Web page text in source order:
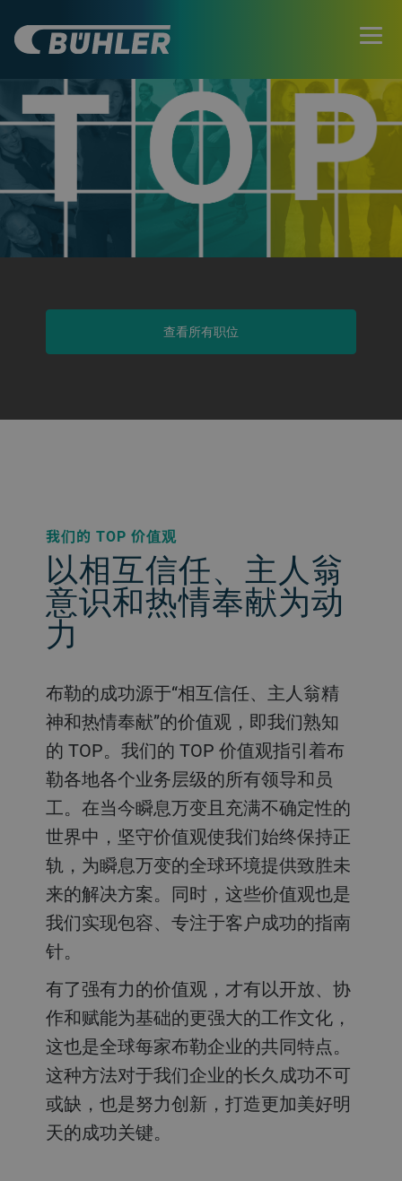
查看所有职位
我们的 TOP 价值观
以相互信任、主人翁
意识和热情奉献为动
力
布勒的成功源于“相互信任、主人翁精
神和热情奉献”的价值观，即我们熟知
的 TOP。我们的 TOP 价值观指引着布
勒各地各个业务层级的所有领导和员
工。在当今瞬息万变且充满不确定性的
世界中，坚守价值观使我们始终保持正
轨，为瞬息万变的全球环境提供致胜未
来的解决方案。同时，这些价值观也是
我们实现包容、专注于客户成功的指南
针。
有了强有力的价值观，才有以开放、协
作和赋能为基础的更强大的工作文化，
这也是全球每家布勒企业的共同特点。
这种方法对于我们企业的长久成功不可
或缺，也是努力创新，打造更加美好明
天的成功关键。